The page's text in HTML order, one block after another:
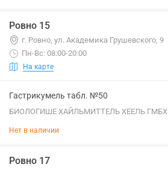
Ровно 15
г. Ровно, ул. Академика Грушевского, 9
Пн-Вс: 08:00-20:00
На карте
Гастрикумель табл. №50
БИОЛОГИШЕ ХАЙЛЬМИТТЕЛЬ ХЕЕЛЬ ГМБХ
Нет в наличии
Ровно 17